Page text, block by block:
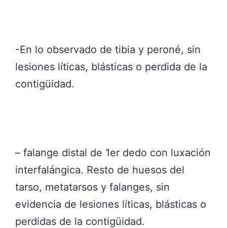
-En lo observado de tibia y peroné, sin
lesiones líticas, blásticas o perdida de la
contigüidad.
– falange distal de 1er dedo con luxación
interfalángica. Resto de huesos del
tarso, metatarsos y falanges, sin
evidencia de lesiones líticas, blásticas o
perdidas de la contigüidad.